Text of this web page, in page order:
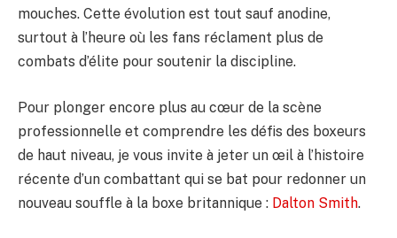
mouches. Cette évolution est tout sauf anodine,
surtout à l’heure où les fans réclament plus de
combats d’élite pour soutenir la discipline.
Pour plonger encore plus au cœur de la scène
professionnelle et comprendre les défis des boxeurs
de haut niveau, je vous invite à jeter un œil à l’histoire
récente d’un combattant qui se bat pour redonner un
nouveau souffle à la boxe britannique : Dalton Smith.